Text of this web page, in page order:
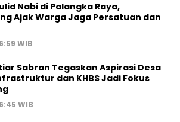
Nabi di Palangka Raya,
Ajak Warga Jaga Persatuan dan
WIB
Sabran Tegaskan Aspirasi Desa
dan KHBS Jadi Fokus
WIB